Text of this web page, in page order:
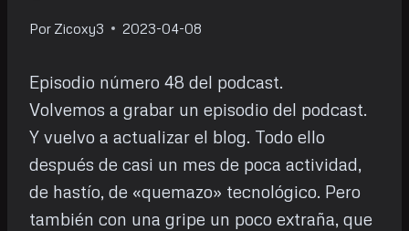
Por Zicoxy3 2023-04-08
Episodio número 48 del podcast.
Volvemos a grabar un episodio del podcast.
Y vuelvo a actualizar el blog. Todo ello
después de casi un mes de poca actividad,
de hastío, de «quemazo» tecnológico. Pero
también con una gripe un poco extraña, que